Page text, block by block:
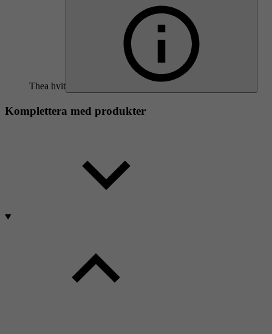
Thea hvit
Komplettera med produkter